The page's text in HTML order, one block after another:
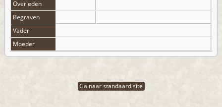
Overleden
Begraven
Vader
Moeder
Ga naar standaard site